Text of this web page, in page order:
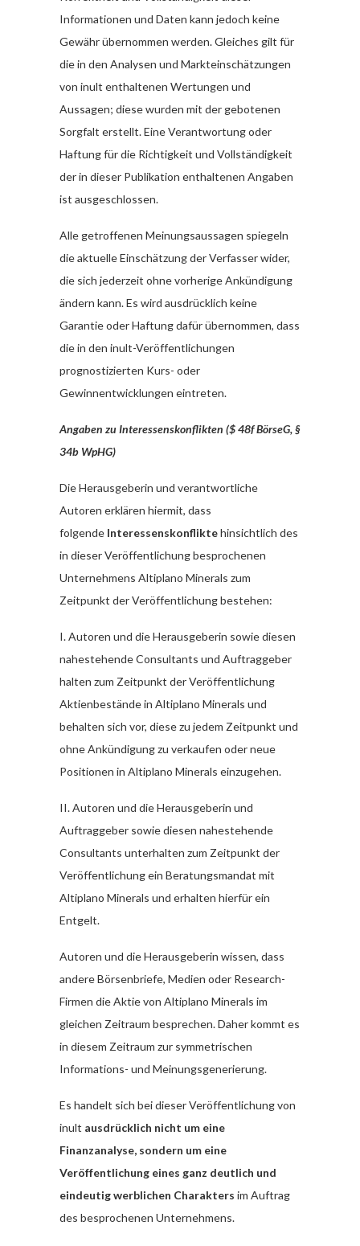
Informationen und Daten kann jedoch keine
Gewähr übernommen werden. Gleiches gilt für
die in den Analysen und Markteinschätzungen
von inult enthaltenen Wertungen und
Aussagen; diese wurden mit der gebotenen
Sorgfalt erstellt. Eine Verantwortung oder
Haftung für die Richtigkeit und Vollständigkeit
der in dieser Publikation enthaltenen Angaben
ist ausgeschlossen.
Alle getroffenen Meinungsaussagen spiegeln
die aktuelle Einschätzung der Verfasser wider,
die sich jederzeit ohne vorherige Ankündigung
ändern kann. Es wird ausdrücklich keine
Garantie oder Haftung dafür übernommen, dass
die in den inult-Veröffentlichungen
prognostizierten Kurs- oder
Gewinnentwicklungen eintreten.
Angaben zu Interessenskonflikten ($ 48f BörseG, §
34b WpHG)
Die Herausgeberin und verantwortliche
Autoren erklären hiermit, dass
folgende Interessenskonfliktehinsichtlich des
in dieser Veröffentlichung besprochenen
Unternehmens Altiplano Minerals zum
Zeitpunkt der Veröffentlichung bestehen:
I. Autoren und die Herausgeberin sowie diesen
nahestehende Consultants und Auftraggeber
halten zum Zeitpunkt der Veröffentlichung
Aktienbestände in Altiplano Minerals und
behalten sich vor, diese zu jedem Zeitpunkt und
ohne Ankündigung zu verkaufen oder neue
Positionen in Altiplano Minerals einzugehen.
II. Autoren und die Herausgeberin und
Auftraggeber sowie diesen nahestehende
Consultants unterhalten zum Zeitpunkt der
Veröffentlichung ein Beratungsmandat mit
Altiplano Minerals und erhalten hierfür ein
Entgelt.
Autoren und die Herausgeberin wissen, dass
andere Börsenbriefe, Medien oder Research-
Firmen die Aktie von Altiplano Minerals im
gleichen Zeitraum besprechen. Daher kommt es
in diesem Zeitraum zur symmetrischen
Informations- und Meinungsgenerierung.
Es handelt sich bei dieser Veröffentlichung von
inult ausdrücklich nicht um eine
Finanzanalyse, sondern um eine
Veröffentlichung eines ganz deutlich und
eindeutig werblichen Charakters im Auftrag
des besprochenen Unternehmens.